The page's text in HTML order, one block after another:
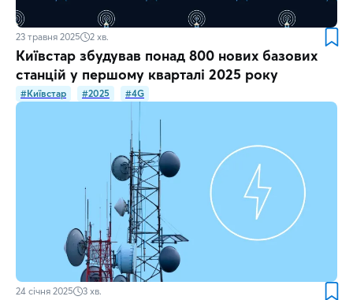
23 травня 2025 2 хв.
Київстар збудував понад 800 нових базових
станцій у першому кварталі 2025 року
#Київстар #2025 #4G
24 січня 2025 3 хв.